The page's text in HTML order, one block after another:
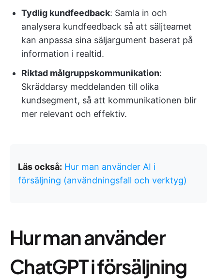
Tydlig kundfeedback: Samla in och
analysera kundfeedback så att säljteamet
kan anpassa sina säljargument baserat på
information i realtid.
Riktad målgruppskommunikation:
Skräddarsy meddelanden till olika
kundsegment, så att kommunikationen blir
mer relevant och effektiv.
Läs också: Hur man använder AI i
försäljning (användningsfall och verktyg)
Hur man använder
ChatGPT i försäljning